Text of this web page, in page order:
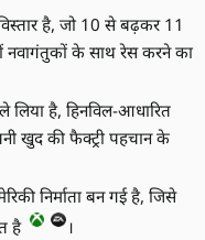
है, जो 10 से बढ़कर 11
नवागंतुकों के साथ रेस करने का
लिया है, हिनविल-आधारित
खुद की फैक्ट्री पहचान के
निर्माता बन गई है, जिसे
है
।